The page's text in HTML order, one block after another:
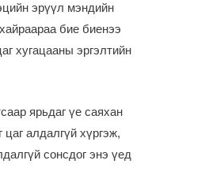
эрүүл мэндийн
бие биенээ
хугацааны эргэлтийн
ярьдаг үе саяхан
алдалгүй хүргэж,
сонсдог энэ үед